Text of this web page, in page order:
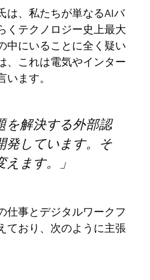
は、私たちが単なるAIバ
くテクノロジー史上最大
中にいることに全く疑い
、これは電気やインター
ます。
を解決する外部認
発しています。そ
ます。」
仕事とデジタルワークフ
ており、次のように主張